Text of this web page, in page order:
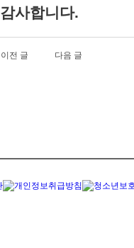
감사합니다.
이전 글 다음 글